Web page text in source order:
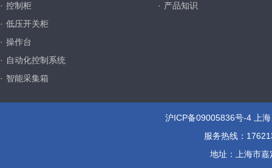
· 控制柜
· 低压开关柜
· 操作台
· 自动化控制系统
· 智能采集箱
· 产品知识
沪ICP备09005836号-4 上
服务热线：
地址：上海市